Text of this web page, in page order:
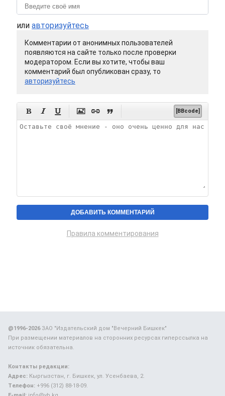
или авторизуйтесь
Комментарии от анонимных пользователей
появляются на сайте только после проверки
модератором. Если вы хотите, чтобы ваш
комментарий был опубликован сразу, то
авторизуйтесь
      [BBcode]
Правила комментирования
@1996-2026ЗАО "Издательский дом "Вечерний Бишкек"
При размещении материалов на сторонних ресурсах гиперссылка на
источник обязательна.
Контакты редакции:
Адрес: Кыргызстан, г. Бишкек, ул. Усенбаева, 2.
Телефон: +996 (312) 88-18-09.